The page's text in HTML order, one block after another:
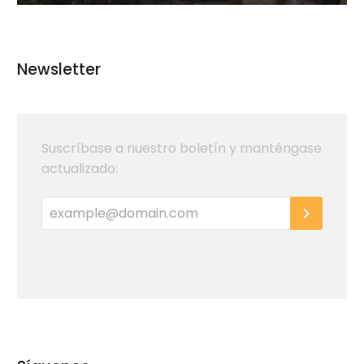
Newsletter
Suscríbase a nuestro boletín y manténgase
actualizado: